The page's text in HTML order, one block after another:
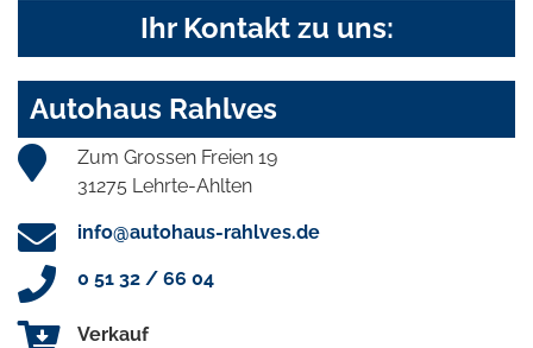
Ihr Kontakt zu uns:
Autohaus Rahlves
Zum Grossen Freien 19
31275 Lehrte-Ahlten
info@autohaus-rahlves.de
0 51 32 / 66 04
Verkauf